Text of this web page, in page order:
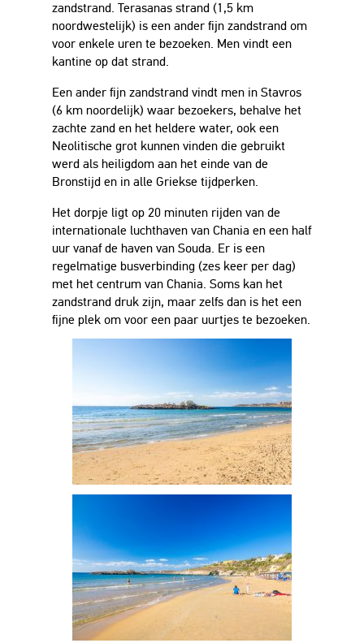
zandstrand. Terasanas strand (1,5 km
noordwestelijk) is een ander fijn zandstrand om
voor enkele uren te bezoeken. Men vindt een
kantine op dat strand.
Een ander fijn zandstrand vindt men in Stavros
(6 km noordelijk) waar bezoekers, behalve het
zachte zand en het heldere water, ook een
Neolitische grot kunnen vinden die gebruikt
werd als heiligdom aan het einde van de
Bronstijd en in alle Griekse tijdperken.
Het dorpje ligt op 20 minuten rijden van de
internationale luchthaven van Chania en een half
uur vanaf de haven van Souda. Er is een
regelmatige busverbinding (zes keer per dag)
met het centrum van Chania. Soms kan het
zandstrand druk zijn, maar zelfs dan is het een
fijne plek om voor een paar uurtjes te bezoeken.